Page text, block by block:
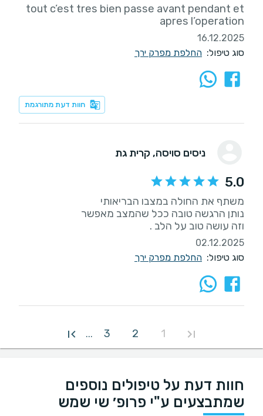
tout c’est tres bien passe avant pendant et
apres l’operation
16.12.2025
סוג טיפול: החלפת מפרק ירך
חוות דעת מתורגמת
ניסים סויסה, קרית גת
5.0
וזה עושה טוב על הלב .
02.12.2025
סוג טיפול: החלפת מפרק ירך
1
2
3
...
חוות דעת על טיפולים נוספים
שמתבצעים ע"י פרופ׳ שי שמש